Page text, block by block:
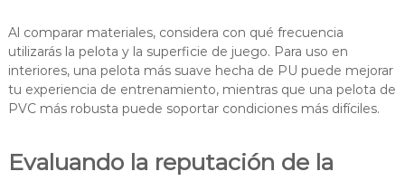
Al comparar materiales, considera con qué frecuencia
utilizarás la pelota y la superficie de juego. Para uso en
interiores, una pelota más suave hecha de PU puede mejorar
tu experiencia de entrenamiento, mientras que una pelota de
PVC más robusta puede soportar condiciones más difíciles.
Evaluando la reputación de la